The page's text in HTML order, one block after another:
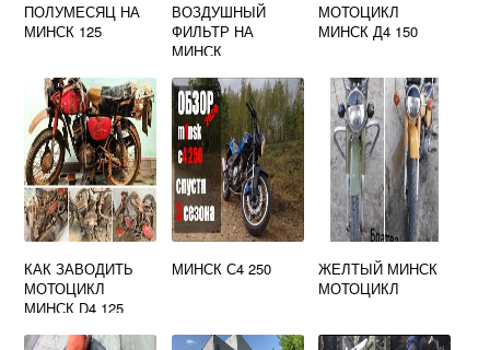
ПОЛУМЕСЯЦ НА
МИНСК 125
ВОЗДУШНЫЙ
ФИЛЬТР НА
МИНСК
МОТОЦИКЛ
МИНСК Д4 150
КАК ЗАВОДИТЬ
МОТОЦИКЛ
МИНСК D4 125
МИНСК С4 250
ЖЕЛТЫЙ МИНСК
МОТОЦИКЛ